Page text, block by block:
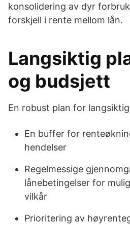
konsolidering av dyr
forskjell i rente mellom lån.
Langsiktig
og budsjett
En robust plan for
En buffer for
hendelser
Regelmessige
lånebetingelser for
vilkår
Prioritering av